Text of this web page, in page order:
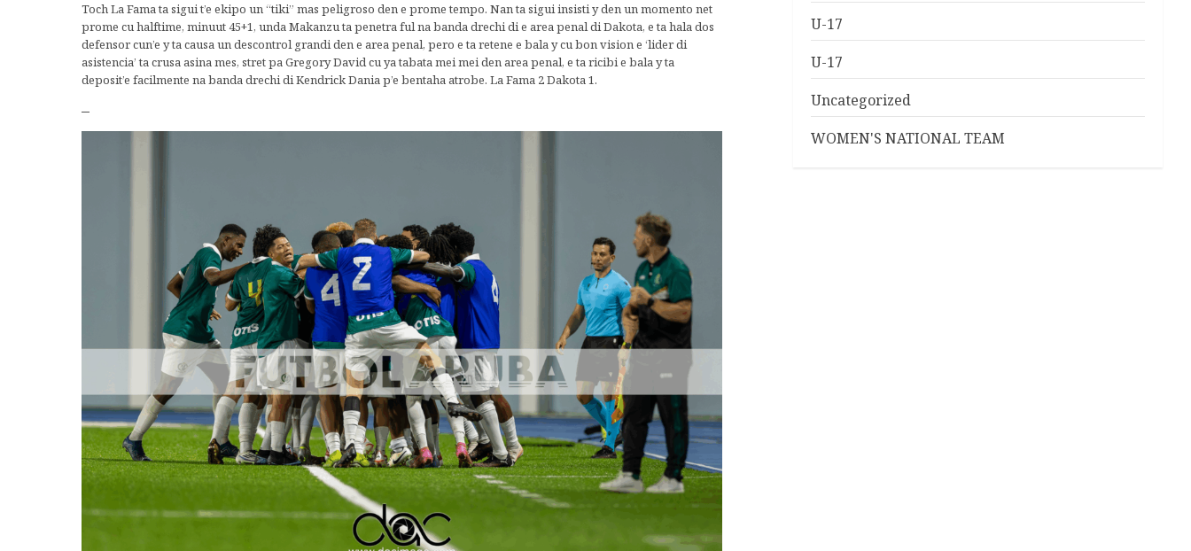
Toch La Fama ta sigui t’e ekipo un “tiki” mas peligroso den e prome tempo. Nan ta sigui insisti y den un momento net
prome cu halftime, minuut 45+1, unda Makanzu ta penetra ful na banda drechi di e area penal di Dakota, e ta hala dos
defensor cun’e y ta causa un descontrol grandi den e area penal, pero e ta retene e bala y cu bon vision e ‘lider di
asistencia’ ta crusa asina mes, stret pa Gregory David cu ya tabata mei mei den area penal, e ta ricibi e bala y ta
deposit’e facilmente na banda drechi di Kendrick Dania p’e bentaha atrobe. La Fama 2 Dakota 1.
–
U-17
U-17
Uncategorized
WOMEN'S NATIONAL TEAM